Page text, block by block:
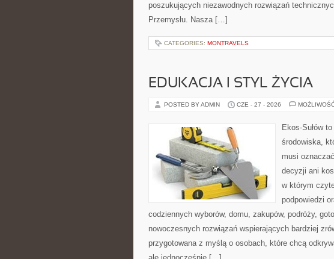
poszukujących niezawodnych rozwiązań
Przemysłu. Nasza […]
CATEGORIES: MONTRAVELS
EDUKACJA I STYL ŻYCIA
POSTED BY ADMIN CZE - 27 - 2026
Ekos-Sułów
środowiska,
musi
decyzji ani
w którym
podpowiedzi
codziennych wyborów, domu, zakupów, podróży,
nowoczesnych rozwiązań wspierających bardziej
przygotowana z myślą o osobach, które chcą